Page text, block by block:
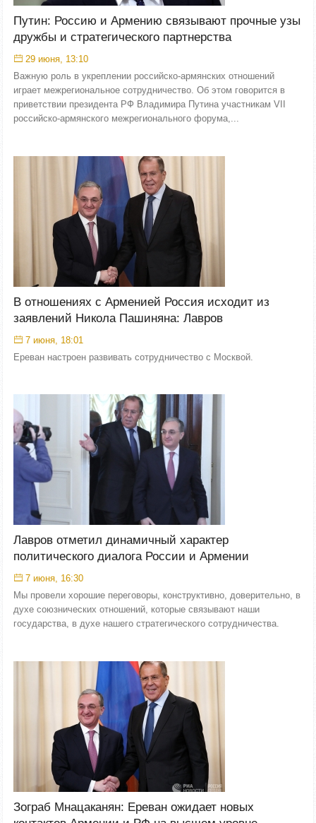
Путин: Россию и Армению связывают прочные узы
дружбы и стратегического партнерства
29 июня, 13:10
Важную роль в укреплении российско-армянских отношений
играет межрегиональное сотрудничество. Об этом говорится в
приветствии президента РФ Владимира Путина участникам VII
российско-армянского межрегионального форума,...
В отношениях с Арменией Россия исходит из
заявлений Никола Пашиняна: Лавров
7 июня, 18:01
Ереван настроен развивать сотрудничество с Москвой.
Лавров отметил динамичный характер
политического диалога России и Армении
7 июня, 16:30
Мы провели хорошие переговоры, конструктивно, доверительно, в
духе союзнических отношений, которые связывают наши
государства, в духе нашего стратегического сотрудничества.
Зограб Мнацаканян: Ереван ожидает новых